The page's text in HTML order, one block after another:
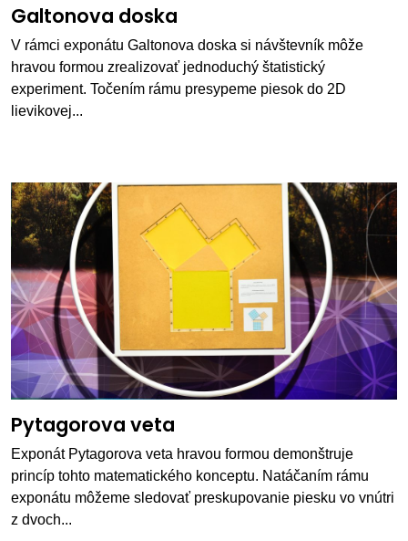
Galtonova doska
V rámci exponátu Galtonova doska si návštevník môže
hravou formou zrealizovať jednoduchý štatistický
experiment. Točením rámu presypeme piesok do 2D
lievikovej...
Pytagorova veta
Exponát Pytagorova veta hravou formou demonštruje
princíp tohto matematického konceptu. Natáčaním rámu
exponátu môžeme sledovať preskupovanie piesku vo vnútri
z dvoch...